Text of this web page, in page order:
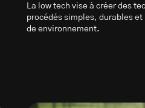
La low tech vise à créer des
procédés simples, durables et
de environnement.